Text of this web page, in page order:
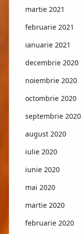
martie 2021
februarie 2021
ianuarie 2021
decembrie 2020
noiembrie 2020
octombrie 2020
septembrie 2020
august 2020
iulie 2020
iunie 2020
mai 2020
martie 2020
februarie 2020